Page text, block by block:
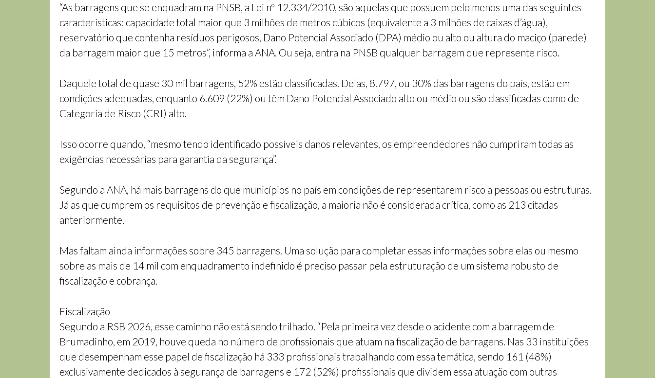
“As barragens que se enquadram na PNSB, a Lei nº 12.334/2010, são aquelas que possuem pelo menos uma das seguintes
características: capacidade total maior que 3 milhões de metros cúbicos (equivalente a 3 milhões de caixas d’água),
reservatório que contenha resíduos perigosos, Dano Potencial Associado (DPA) médio ou alto ou altura do maciço (parede)
da barragem maior que 15 metros”, informa a ANA. Ou seja, entra na PNSB qualquer barragem que represente risco.
Daquele total de quase 30 mil barragens, 52% estão classificadas. Delas, 8.797, ou 30% das barragens do país, estão em
condições adequadas, enquanto 6.609 (22%) ou têm Dano Potencial Associado alto ou médio ou são classificadas como de
Categoria de Risco (CRI) alto.
Isso ocorre quando, “mesmo tendo identificado possíveis danos relevantes, os empreendedores não cumpriram todas as
exigências necessárias para garantia da segurança”.
Segundo a ANA, há mais barragens do que municípios no país em condições de representarem risco a pessoas ou estruturas.
Já as que cumprem os requisitos de prevenção e fiscalização, a maioria não é considerada crítica, como as 213 citadas
anteriormente.
Mas faltam ainda informações sobre 345 barragens. Uma solução para completar essas informações sobre elas ou mesmo
sobre as mais de 14 mil com enquadramento indefinido é preciso passar pela estruturação de um sistema robusto de
fiscalização e cobrança.
Fiscalização
Segundo a RSB 2026, esse caminho não está sendo trilhado. “Pela primeira vez desde o acidente com a barragem de
Brumadinho, em 2019, houve queda no número de profissionais que atuam na fiscalização de barragens. Nas 33 instituições
que desempenham esse papel de fiscalização há 333 profissionais trabalhando com essa temática, sendo 161 (48%)
exclusivamente dedicados à segurança de barragens e 172 (52%) profissionais que dividem essa atuação com outras